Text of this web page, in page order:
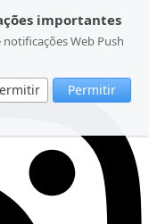
importantes
Web Push
Permitir